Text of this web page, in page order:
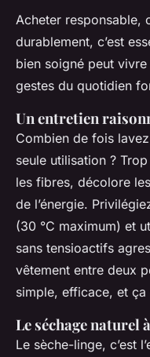
Acheter responsable,
durablement, c’est
bien soigné peut
gestes du quotidien
Un entretien
Combien de fois
seule utilisation ?
les fibres, décolore
de l’énergie.
(30 °C maximum) et
sans tensioactifs
vêtement entre deux
simple, efficace, et ça
Le séchage naturel
Le sèche-linge, c’est